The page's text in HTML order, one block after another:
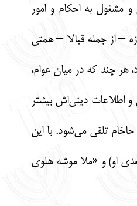
و مشغول به احکام و امور
– از جمله قبالا – همتی
هر چند که در میان عوام،
اطلاعات دینی‌اش بیشتر
تلقی می‌شود. با این
او) و «ملا موشه هلوی